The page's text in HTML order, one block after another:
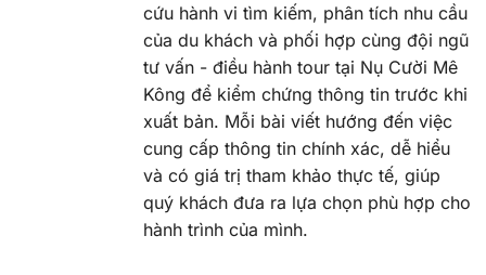
cứu hành vi tìm kiếm, phân tích nhu cầu
của du khách và phối hợp cùng đội ngũ
tư vấn - điều hành tour tại Nụ Cười Mê
Kông để kiểm chứng thông tin trước khi
xuất bản. Mỗi bài viết hướng đến việc
cung cấp thông tin chính xác, dễ hiểu
và có giá trị tham khảo thực tế, giúp
quý khách đưa ra lựa chọn phù hợp cho
hành trình của mình.